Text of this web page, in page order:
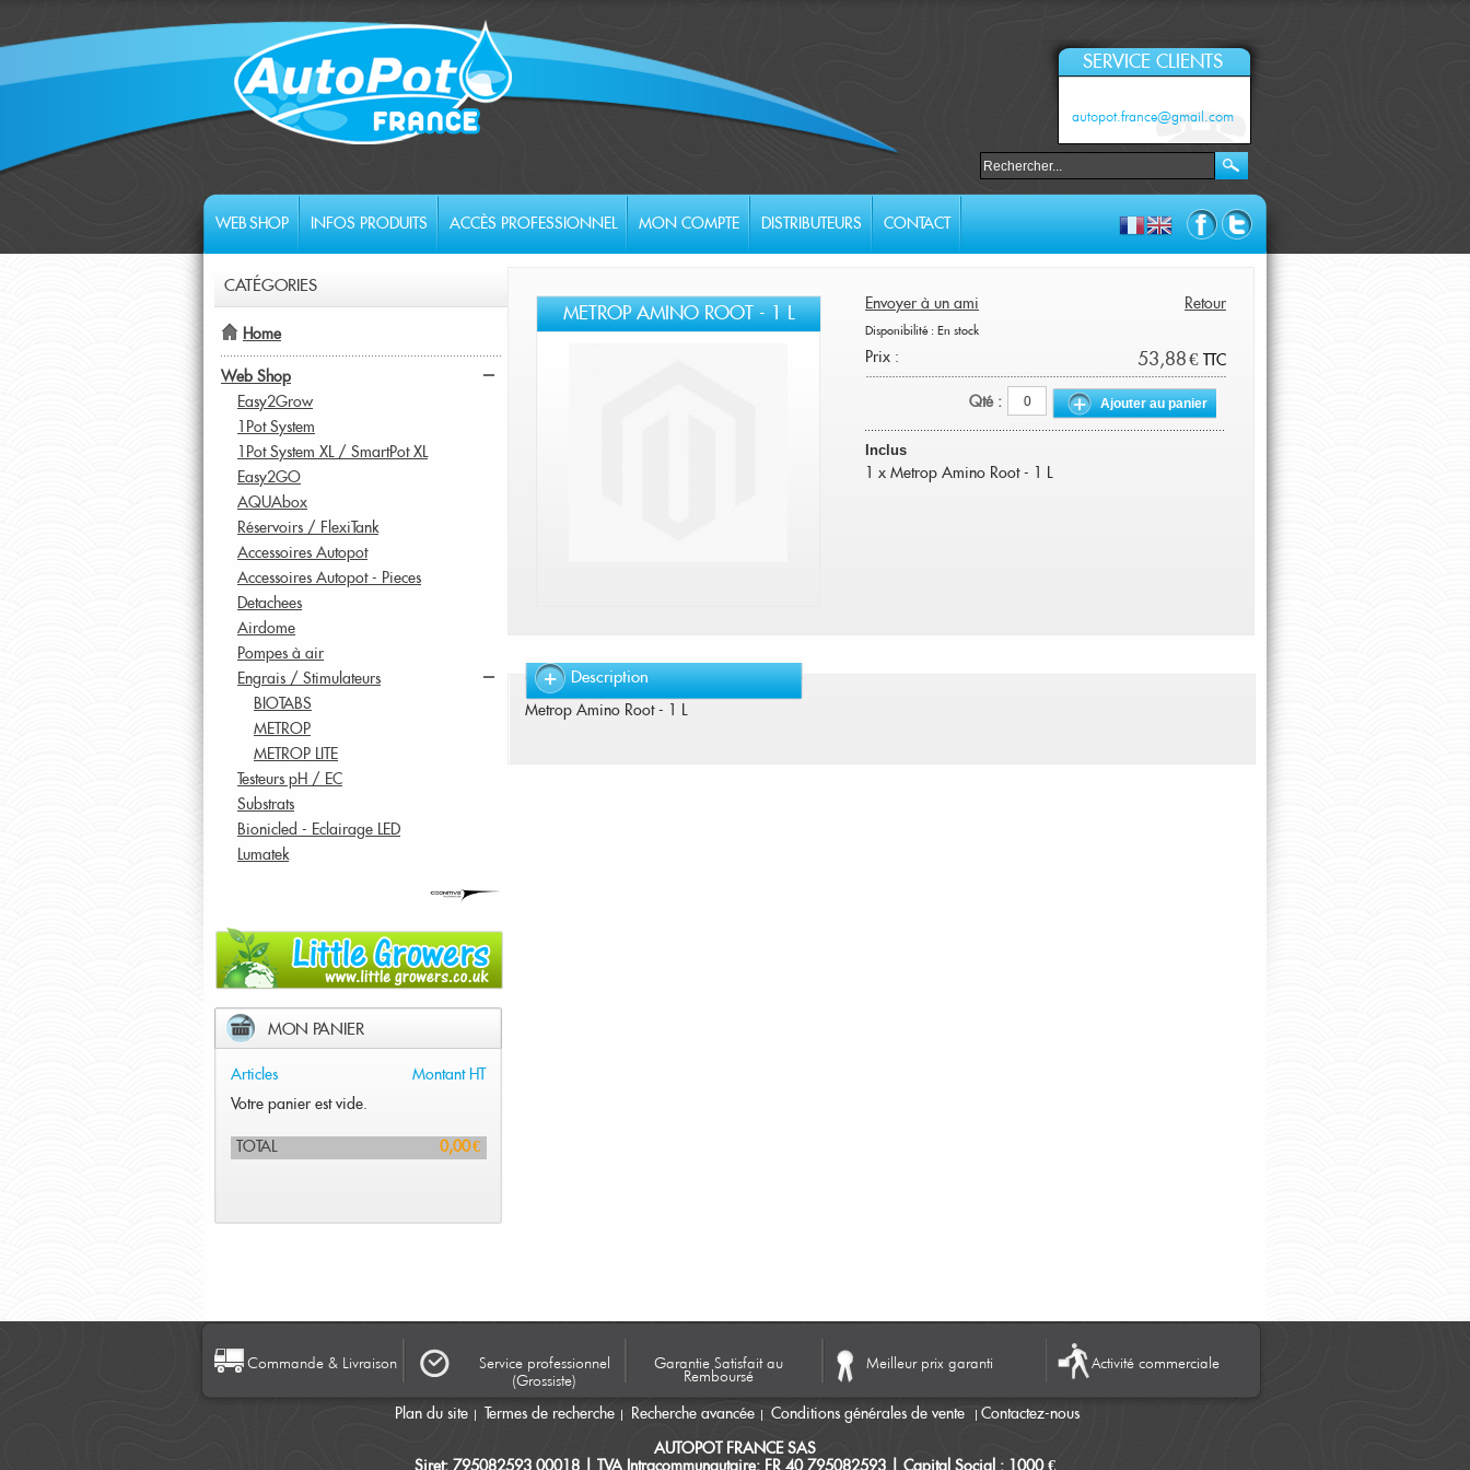
SERVICE CLIENTS
autopot.france@gmail.com
WEB SHOP INFOS PRODUITS ACCÈS PROFESSIONNEL MON COMPTE DISTRIBUTEURS CONTACT
Retour
Envoyer à un ami
Disponibilité : En stock
Prix : 53,88 € TTC
Qté : Ajouter au panier
Inclus
1 x Metrop Amino Root - 1 L
METROP AMINO ROOT - 1 L
Description
Metrop Amino Root - 1 L
CATÉGORIES
Home
Web Shop
Easy2Grow
1Pot System
1Pot System XL / SmartPot XL
Easy2GO
AQUAbox
Réservoirs / FlexiTank
Accessoires Autopot
Accessoires Autopot - Pieces
Detachees
Airdome
Pompes à air
Engrais / Stimulateurs
BIOTABS
METROP
METROP LITE
Testeurs pH / EC
Substrats
Bionicled - Eclairage LED
Lumatek
MON PANIER
Articles
Montant HT
Votre panier est vide.
TOTAL 0,00 €
Commande & Livraison
Service professionnel
(Grossiste)
Garantie Satisfait au
Remboursé
Meilleur prix garanti Activité commerciale
Plan du site Termes de recherche Recherche avancée Conditions générales de vente
Contactez-nous
AUTOPOT FRANCE SAS